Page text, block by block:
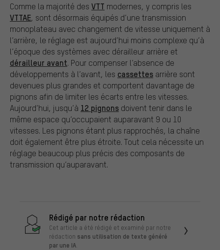
Comme la majorité des VTT modernes, y compris les
VTTAE, sont désormais équipés d’une transmission
monoplateau avec changement de vitesse uniquement à
l’arrière, le réglage est aujourd’hui moins complexe qu’à
l’époque des systèmes avec dérailleur arrière et
dérailleur avant. Pour compenser l’absence de
développements à l’avant, les cassettes arrière sont
devenues plus grandes et comportent davantage de
pignons afin de limiter les écarts entre les vitesses.
Aujourd’hui, jusqu’à 12 pignons doivent tenir dans le
même espace qu’occupaient auparavant 9 ou 10
vitesses. Les pignons étant plus rapprochés, la chaîne
doit également être plus étroite. Tout cela nécessite un
réglage beaucoup plus précis des composants de
transmission qu’auparavant.
Rédigé par notre rédaction
Cet article a été rédigé et examiné par notre
rédaction sans utilisation de texte généré
par une IA